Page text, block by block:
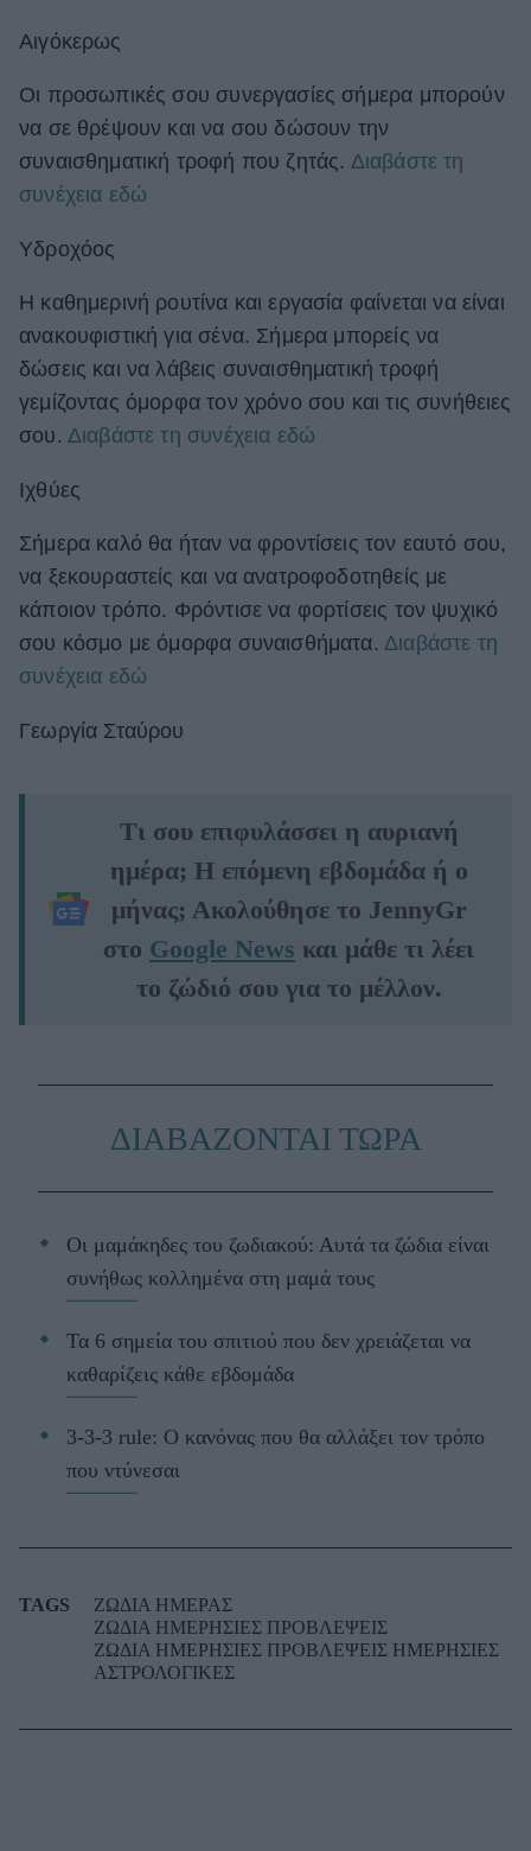
Αιγόκερως
Οι προσωπικές σου συνεργασίες σήμερα μπορούν
να σε θρέψουν και να σου δώσουν την
συναισθηματική τροφή που ζητάς. Διαβάστε τη
συνέχεια εδώ
Υδροχόος
Η καθημερινή ρουτίνα και εργασία φαίνεται να είναι
ανακουφιστική για σένα. Σήμερα μπορείς να
δώσεις και να λάβεις συναισθηματική τροφή
γεμίζοντας όμορφα τον χρόνο σου και τις συνήθειες
σου. Διαβάστε τη συνέχεια εδώ
Ιχθύες
Σήμερα καλό θα ήταν να φροντίσεις τον εαυτό σου,
να ξεκουραστείς και να ανατροφοδοτηθείς με
κάποιον τρόπο. Φρόντισε να φορτίσεις τον ψυχικό
σου κόσμο με όμορφα συναισθήματα. Διαβάστε τη
συνέχεια εδώ
Γεωργία Σταύρου
Τι σου επιφυλάσσει η αυριανή
ημέρα; Η επόμενη εβδομάδα ή ο
μήνας; Ακολούθησε το JennyGr
στο Google News και μάθε τι λέει
το ζώδιό σου για το μέλλον.
ΔΙΑΒΑΖΟΝΤΑΙ ΤΩΡΑ
Οι μαμάκηδες του ζωδιακού: Αυτά τα ζώδια είναι
συνήθως κολλημένα στη μαμά τους
Τα 6 σημεία του σπιτιού που δεν χρειάζεται να
καθαρίζεις κάθε εβδομάδα
3-3-3 rule: Ο κανόνας που θα αλλάξει τον τρόπο
που ντύνεσαι
TAGS
ΖΩΔΙΑ ΗΜΕΡΑΣ
ΖΩΔΙΑ ΗΜΕΡΗΣΙΕΣ ΠΡΟΒΛΕΨΕΙΣ
ΖΩΔΙΑ ΗΜΕΡΗΣΙΕΣ ΠΡΟΒΛΕΨΕΙΣ ΗΜΕΡΗΣΙΕΣ
ΑΣΤΡΟΛΟΓΙΚΕΣ